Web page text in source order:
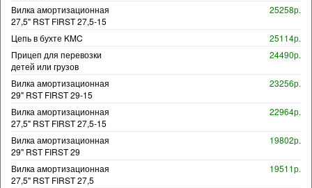
Вилка амортизационная
27,5" RST FIRST 27,5-15
25258р.
Цепь в бухте KMC
25114р.
Прицеп для перевозки
детей или грузов
24490р.
Вилка амортизационная
29" RST FIRST 29-15
23256р.
Вилка амортизационная
27,5" RST FIRST 27,5-15
22964р.
Вилка амортизационная
29" RST FIRST 29
19802р.
Вилка амортизационная
27,5" RST FIRST 27,5
19511р.